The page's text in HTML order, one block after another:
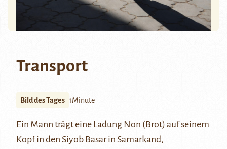
Transport
Bild des Tages 1Minute
Ein Mann trägt eine Ladung Non (Brot) auf seinem
Kopf in den Siyob Basar in Samarkand,